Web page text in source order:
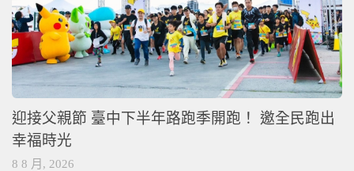
迎接父親節 臺中下半年路跑季開跑！ 邀全民跑出
幸福時光
8 8 月, 2026